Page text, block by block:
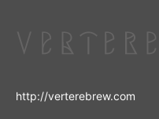
http://verterebrew.com